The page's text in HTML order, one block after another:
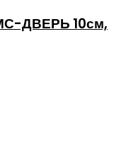
ДВЕРЬ 10см,